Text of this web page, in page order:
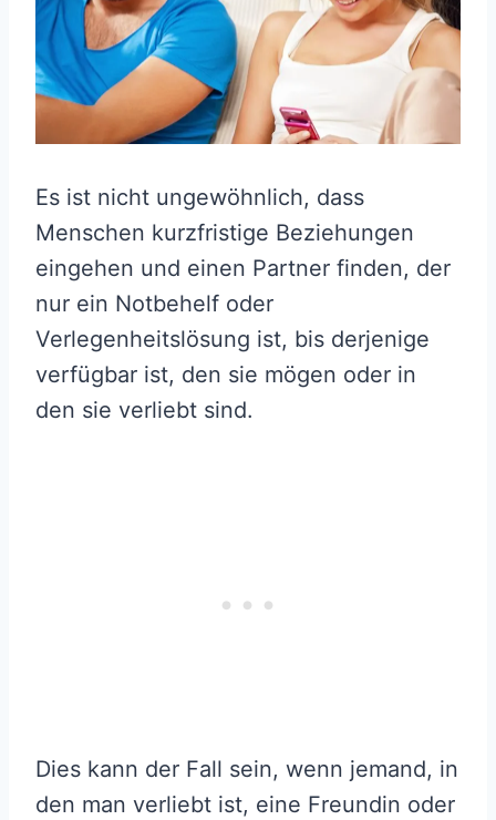
Es ist nicht ungewöhnlich, dass
Menschen kurzfristige Beziehungen
eingehen und einen Partner finden, der
nur ein Notbehelf oder
Verlegenheitslösung ist, bis derjenige
verfügbar ist, den sie mögen oder in
den sie verliebt sind.
Dies kann der Fall sein, wenn jemand, in
den man verliebt ist, eine Freundin oder